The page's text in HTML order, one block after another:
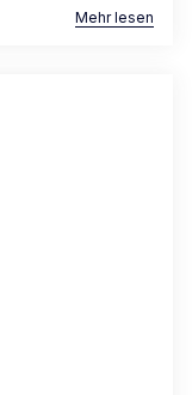
Mehr lesen